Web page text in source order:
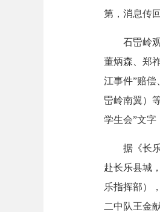
第，消息传
石岊岭观
董炳森、郑
江事件”赔偿
岊岭南翼）
学生会”文字
据《长乐
赴长乐县城
乐指挥部）
二中队王金